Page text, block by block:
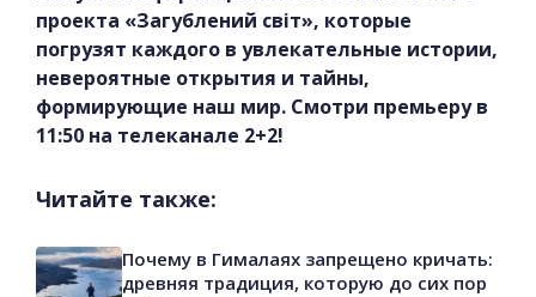
проекта «Загублений світ», которые
погрузят каждого в увлекательные истории,
невероятные открытия и тайны,
формирующие наш мир. Смотри премьеру в
11:50 на телеканале 2+2!
Читайте также:
Почему в Гималаях запрещено кричать:
древняя традиция, которую до сих пор